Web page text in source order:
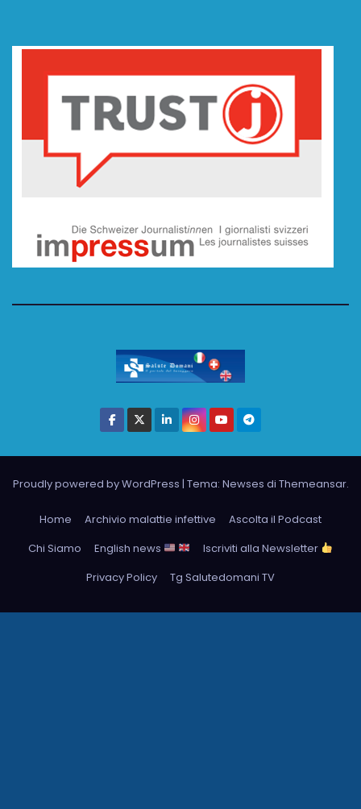
Proudly powered by WordPress | Tema: Newses di Themeansar.
Home Archivio malattie infettive
Ascolta il Podcast
Chi Siamo
English news
Iscriviti alla Newsletter
Privacy Policy
Tg Salutedomani TV